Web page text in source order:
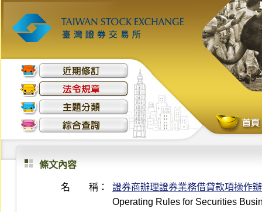
條文內容
名 稱：
證券商辦理證券業務借貸款項操作
Operating Rules for Securities